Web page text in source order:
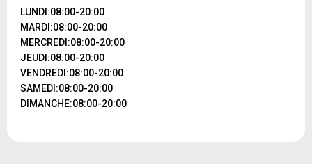
LUNDI:08:00-20:00
MARDI:08:00-20:00
MERCREDI:08:00-20:00
JEUDI:08:00-20:00
VENDREDI:08:00-20:00
SAMEDI:08:00-20:00
DIMANCHE:08:00-20:00